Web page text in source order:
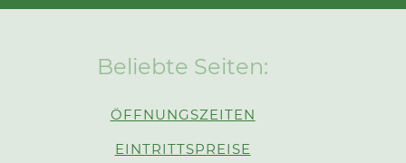
Beliebte Seiten:
ÖFFNUNGSZEITEN
EINTRITTSPREISE